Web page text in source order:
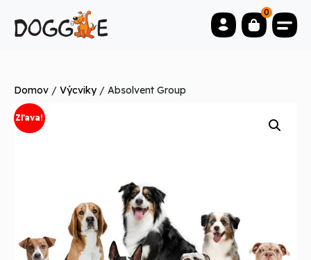
0
Domov / Výcviky/ Absolvent Group
Zľava!